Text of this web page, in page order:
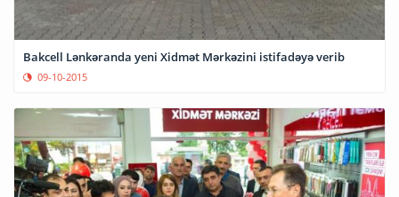
Bakcell Lənkəranda yeni Xidmət Mərkəzini istifadəyə verib
09-10-2015